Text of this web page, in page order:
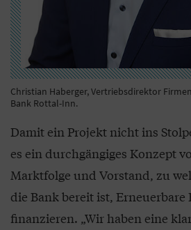
Christian Haberger, Vertriebsdirektor
Bank Rottal-Inn.
Damit ein Projekt nicht ins
es ein durchgängiges Konzept
Marktfolge und Vorstand, zu
die Bank bereit ist, Erneuerbare
finanzieren. „Wir haben eine